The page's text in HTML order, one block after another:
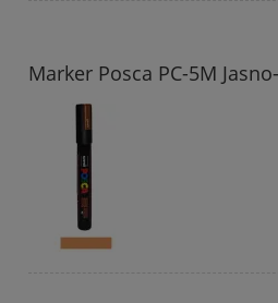
Marker Posca PC-5M